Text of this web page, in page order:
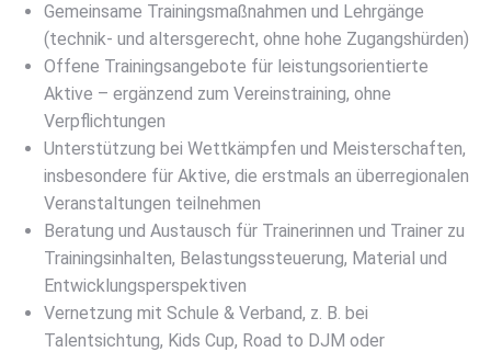
Gemeinsame Trainingsmaßnahmen und Lehrgänge
(technik- und altersgerecht, ohne hohe Zugangshürden)
Offene Trainingsangebote für leistungsorientierte
Aktive – ergänzend zum Vereinstraining, ohne
Verpflichtungen
Unterstützung bei Wettkämpfen und Meisterschaften,
insbesondere für Aktive, die erstmals an überregionalen
Veranstaltungen teilnehmen
Beratung und Austausch für Trainerinnen und Trainer zu
Trainingsinhalten, Belastungssteuerung, Material und
Entwicklungsperspektiven
Vernetzung mit Schule & Verband, z. B. bei
Talentsichtung, Kids Cup, Road to DJM oder